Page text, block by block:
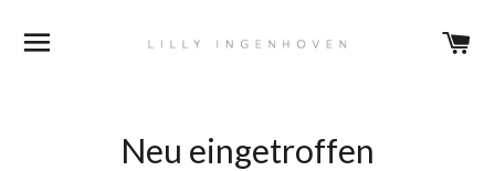
Neu eingetroffen